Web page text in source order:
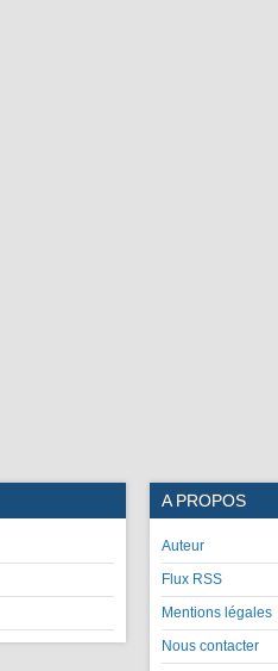
A PROPOS
Auteur
Flux RSS
Mentions légales
Nous contacter